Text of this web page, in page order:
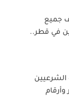
جميع
في قطر..
الشرعيين